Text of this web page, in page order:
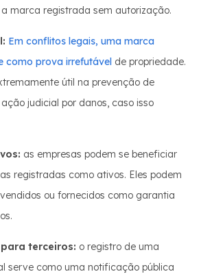
a marca registrada sem autorização.
Em conflitos legais, uma marca
como prova irrefutável de propriedade.
útil na prevenção de
judicial por danos, caso isso
as empresas podem se beneficiar
registradas como ativos. Eles podem
ou fornecidos como garantia
terceiros: o registro de uma
serve como uma notificação pública